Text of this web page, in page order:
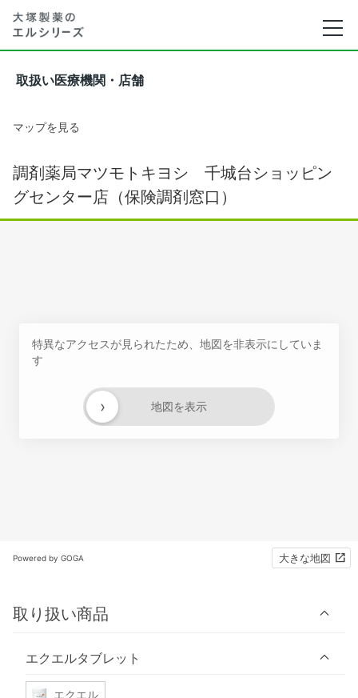
取扱い医療機関・店舗
マップを見る
調剤薬局マツモトキヨシ 千城台ショッピン
グセンター店（保険調剤窓口）
特異なアクセスが見られたため、地図を非表示にしていま
す
地図を表示
›
Powered by GOGA 大きな地図
取り扱い商品
エクエルタブレット
エクエル